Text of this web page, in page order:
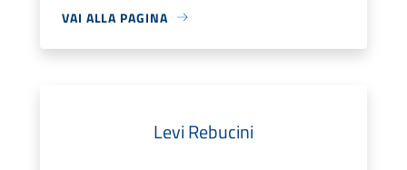
VAI ALLA PAGINA
Levi Rebucini